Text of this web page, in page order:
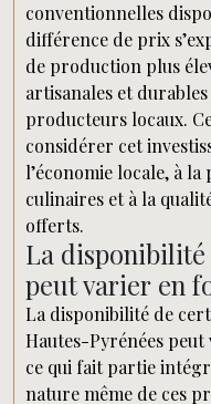
conventionnelles
différence de prix
de production plus
artisanales et
producteurs locaux.
considérer cet
l’économie locale, à
culinaires et à la
offerts.
La
peut varier en
La disponibilité de
Hautes-Pyrénées
ce qui fait partie
nature même de ces